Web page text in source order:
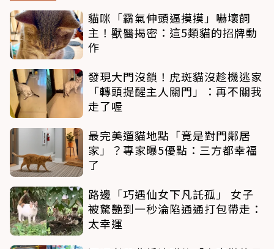
貓咪「霸氣伸頭逼摸摸」嚇壞飼
主！獸醫揭密：這5類貓的招牌動
作
發現大門沒鎖！虎斑貓沒趁機逃家
「轉頭提醒主人關門」：再不關我
走了喔
最完美遛貓地點「竟是對門鄰居
家」？專家曝5優點：三方都幸福
了
路邊「巧遇仙女下凡託孤」 女子
被驚艷到一秒淪陷通通打包帶走：
太幸運